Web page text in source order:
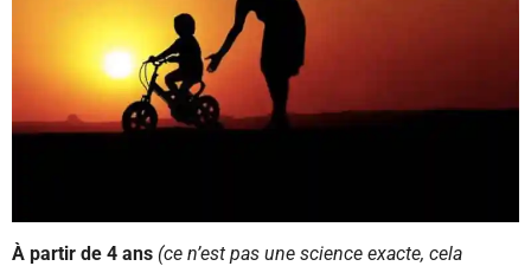
À partir de 4 ans (ce n’est pas une science exacte, cela